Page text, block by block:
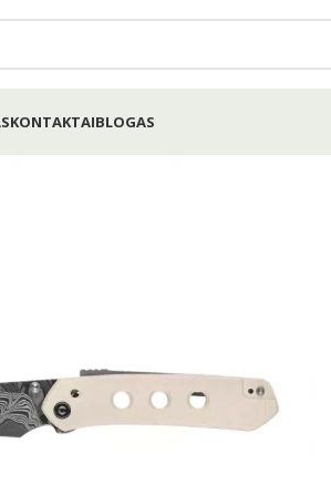
KONTAKTAIBLOGAS